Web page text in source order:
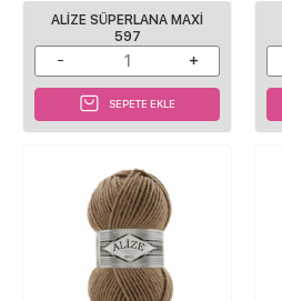
ALIZE SÜPERLANA MAXI
597
SEPETE EKLE